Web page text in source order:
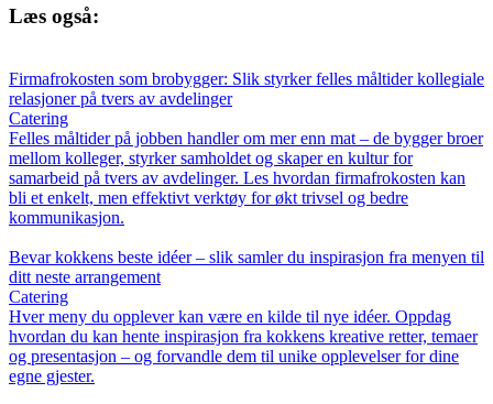
Læs også:
Firmafrokosten som brobygger: Slik styrker felles måltider kollegiale
relasjoner på tvers av avdelinger
Catering
Felles måltider på jobben handler om mer enn mat – de bygger broer
mellom kolleger, styrker samholdet og skaper en kultur for
samarbeid på tvers av avdelinger. Les hvordan firmafrokosten kan
bli et enkelt, men effektivt verktøy for økt trivsel og bedre
kommunikasjon.
Bevar kokkens beste idéer – slik samler du inspirasjon fra menyen til
ditt neste arrangement
Catering
Hver meny du opplever kan være en kilde til nye idéer. Oppdag
hvordan du kan hente inspirasjon fra kokkens kreative retter, temaer
og presentasjon – og forvandle dem til unike opplevelser for dine
egne gjester.